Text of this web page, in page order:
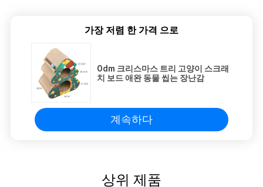
가장 저렴 한 가격 으로
Odm 크리스마스 트리 고양이 스크래
치 보드 애완 동물 씹는 장난감
계속하다
상위 제품